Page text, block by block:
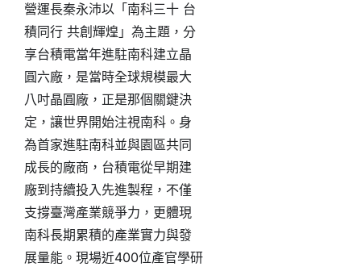
營運長秦永沛以「南科三十 台
積同行 共創輝煌」為主題，分
享台積電當年進駐南科建立晶
圓六廠，是當時全球規模最大
八吋晶圓廠，正是那個關鍵決
定，讓世界開始注視南科。身
為首家進駐南科並與園區共同
成長的廠商，台積電從早期建
廠到持續投入先進製程，不僅
支撐臺灣產業競爭力，更體現
南科長期累積的產業實力與發
展量能。現場近400位產官學研